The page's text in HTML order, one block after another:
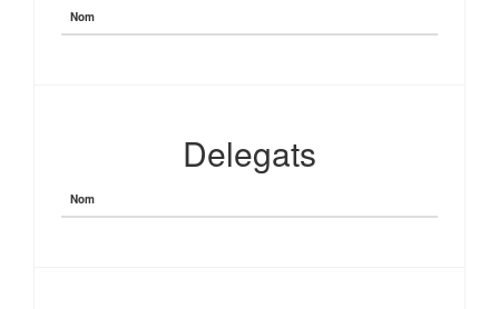
Nom
Delegats
Nom